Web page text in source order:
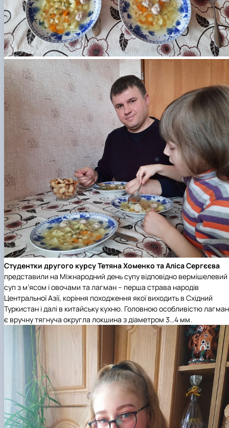
Студентки другого курсу Тетяна Хоменко та Аліса Сергєєва
представили на Міжнародний день супу відповідно вермішелевий
суп з м’ясом і овочами та лагман – перша страва народів
Центральної Азії, коріння походження якої виходить в Східний
Туркистан і далі в китайську кухню. Головною особливістю
є вручну тягнуча округла локшина з діаметром 3…4 мм.